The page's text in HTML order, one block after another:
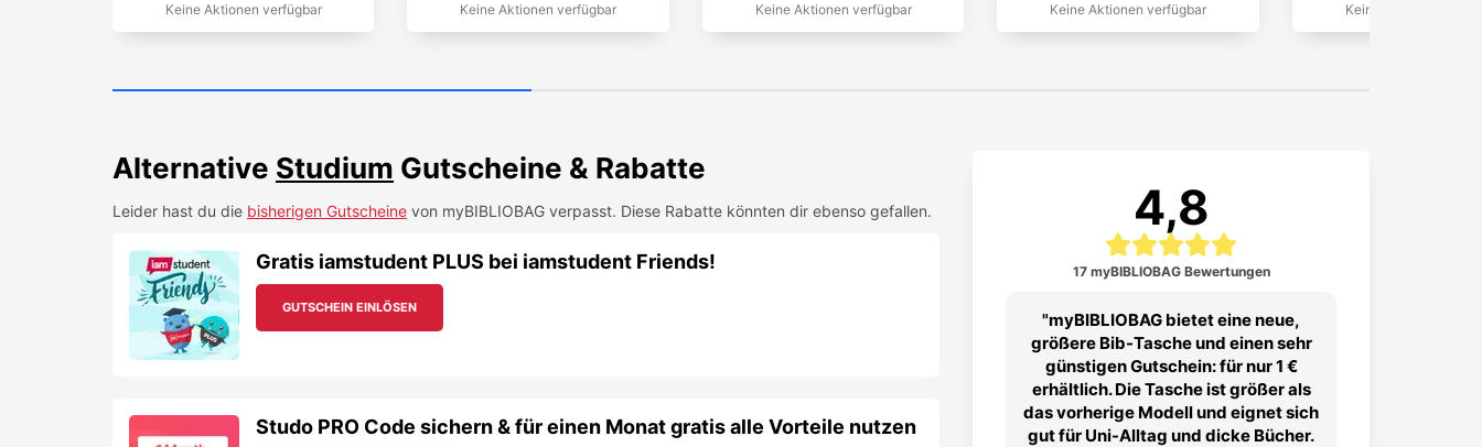
Keine Aktionen verfügbar Keine Aktionen verfügbar Keine Aktionen verfügbar Keine Aktionen verfügbar Keine Aktionen
Alternative Studium Gutscheine & Rabatte
Leider hast du die bisherigen Gutscheine von myBIBLIOBAG verpasst. Diese Rabatte könnten dir ebenso gefallen.
Gratis iamstudent PLUS bei iamstudent Friends!
GUTSCHEIN EINLÖSEN
Studo PRO Code sichern & für einen Monat gratis alle Vorteile nutzen
4,8
17 myBIBLIOBAG Bewertungen
myBIBLIOBAG bietet eine neue,
größere Bib-Tasche und einen sehr
günstigen Gutschein: für nur 1 €
erhältlich. Die Tasche ist größer als
das vorherige Modell und eignet sich
gut für Uni-Alltag und dicke Bücher.